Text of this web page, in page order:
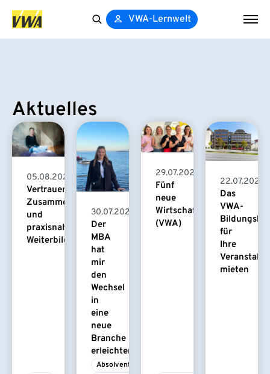
VWA-Lernwelt
Aktuelles
05.08.2026
Vertrauensvolle
Zusammenarbeit
und
praxisnahe
Weiterbildung
30.07.2026
Der
MBA
hat
mir
den
Wechsel
in
eine
neue
Branche
erleichtert
Absolvent/-in
29.07.2026
Fünf
neue
Wirtschaftspsychologinnen
(VWA)
22.07.2026
Das
VWA-
für
Ihre
mieten